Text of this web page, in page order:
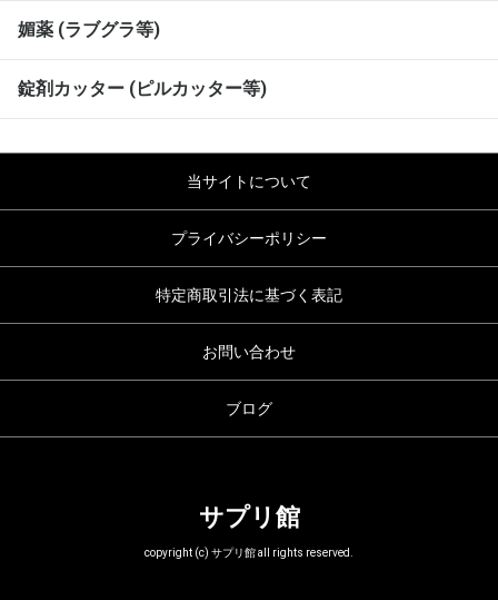
媚薬 (ラブグラ等)
錠剤カッター (ピルカッター等)
当サイトについて
プライバシーポリシー
特定商取引法に基づく表記
お問い合わせ
ブログ
サプリ館
copyright (c) サプリ館 all rights reserved.